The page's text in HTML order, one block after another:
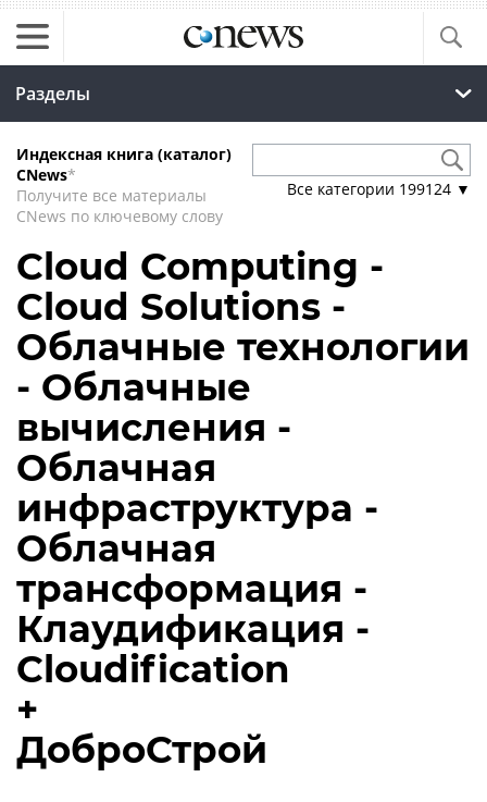
Разделы
Индексная книга (каталог)
CNews*
Получите все материалы
CNews по ключевому слову
Все категории 199124 ▼
Cloud Computing -
Cloud Solutions -
Облачные технологии
- Облачные
вычисления -
Облачная
инфраструктура -
Облачная
трансформация -
Клаудификация -
Cloudification
+
ДоброСтрой